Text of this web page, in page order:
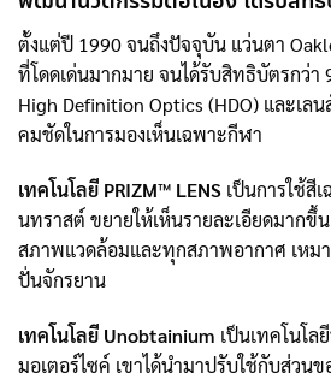
ตั้งแต่ปี 1990 จนถึงปัจจุบัน แว่นตา
ที่โดดเด่นมากมาย จนได้รับสิทธิบัตรกว่า
High Definition Optics (HDO) และเล
คมชัดในการมองเห็นเฉพาะกีฬา
เทคโนโลยี PRIZM™ LENS เป็นการใช้สี
นทราสต์ ขยายให้เห็นรายละเอียดมากขึ้
สภาพแวดล้อมและทุกสภาพอากาศ เหม
ปั่นจักรยาน
เทคโนโลยี Unobtainium เป็นเทคโนโ
มอเตอร์ไซค์ เขาได้นำมาปรับใช้กับส่วน